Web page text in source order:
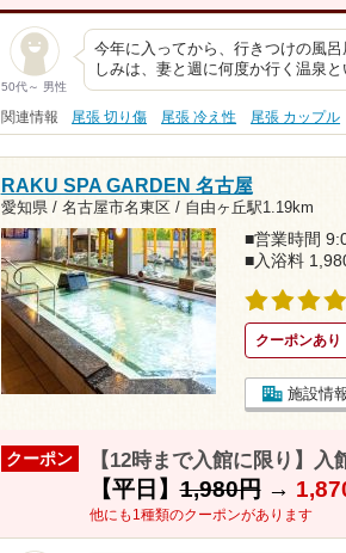
50代～ 男性
今年に入ってから、行きつけの風
しみは、妻と週に何度か行く温泉
関連情報 尾張 切り傷 尾張 冷え性 尾張 カップル
RAKU SPA GARDEN 名古屋
愛知県 / 名古屋市名東区 / 自由ヶ丘駅1.19km
■営業時間
■入浴料
クーポンあり
施設情
クーポン 【12時まで入館に限り】
【平日】1,980円→
他にも1種類のクーポンがあります